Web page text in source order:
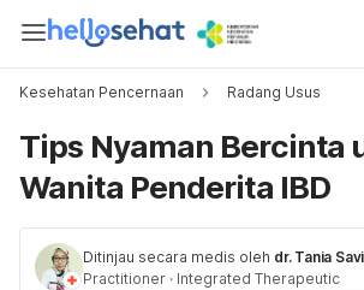
Kesehatan Pencernaan Radang Usus
Tips Nyaman Bercinta
Wanita Penderita IBD
Ditinjau secara medis oleh dr. Tania
Practitioner · Integrated Therapeutic